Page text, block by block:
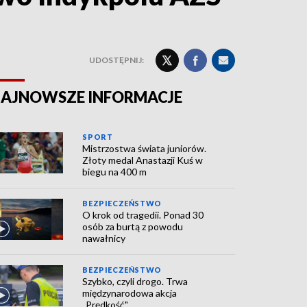
UDOSTĘPNIJ:
INFORMACJE
SPORT
Mistrzostwa świata juniorów.
Złoty medal Anastazji Kuś w
biegu na 400 m
BEZPIECZEŃSTWO
O krok od tragedii. Ponad 30
osób za burtą z powodu
nawałnicy
BEZPIECZEŃSTWO
Szybko, czyli drogo. Trwa
międzynarodowa akcja
„Prędkość"